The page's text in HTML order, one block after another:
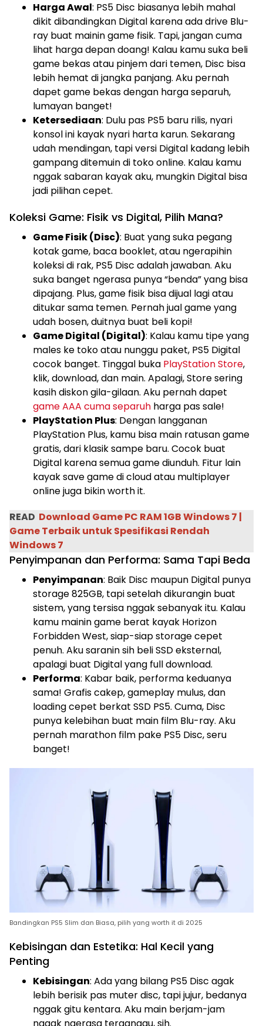
Harga Awal: PS5 Disc biasanya lebih mahal
dikit dibandingkan Digital karena ada drive Blu-
ray buat mainin game fisik. Tapi, jangan cuma
lihat harga depan doang! Kalau kamu suka beli
game bekas atau pinjem dari temen, Disc bisa
lebih hemat di jangka panjang. Aku pernah
dapet game bekas dengan harga separuh,
lumayan banget!
Ketersediaan: Dulu pas PS5 baru rilis, nyari
konsol ini kayak nyari harta karun. Sekarang
udah mendingan, tapi versi Digital kadang lebih
gampang ditemuin di toko online. Kalau kamu
nggak sabaran kayak aku, mungkin Digital bisa
jadi pilihan cepet.
Koleksi Game: Fisik vs Digital, Pilih Mana?
Game Fisik (Disc): Buat yang suka pegang
kotak game, baca booklet, atau ngerapihin
koleksi di rak, PS5 Disc adalah jawaban. Aku
suka banget ngerasa punya “benda” yang bisa
dipajang. Plus, game fisik bisa dijual lagi atau
ditukar sama temen. Pernah jual game yang
udah bosen, duitnya buat beli kopi!
Game Digital (Digital): Kalau kamu tipe yang
males ke toko atau nunggu paket, PS5 Digital
cocok banget. Tinggal buka PlayStation Store,
klik, download, dan main. Apalagi, Store sering
kasih diskon gila-gilaan. Aku pernah dapet
game AAA cuma separuh harga pas sale!
PlayStation Plus: Dengan langganan
PlayStation Plus, kamu bisa main ratusan game
gratis, dari klasik sampe baru. Cocok buat
Digital karena semua game diunduh. Fitur lain
kayak save game di cloud atau multiplayer
online juga bikin worth it.
READ Download Game PC RAM 1GB Windows 7 |
Game Terbaik untuk Spesifikasi Rendah
Windows 7
Penyimpanan dan Performa: Sama Tapi Beda
Penyimpanan: Baik Disc maupun Digital punya
storage 825GB, tapi setelah dikurangin buat
sistem, yang tersisa nggak sebanyak itu. Kalau
kamu mainin game berat kayak Horizon
Forbidden West, siap-siap storage cepet
penuh. Aku saranin sih beli SSD eksternal,
apalagi buat Digital yang full download.
Performa: Kabar baik, performa keduanya
sama! Grafis cakep, gameplay mulus, dan
loading cepet berkat SSD PS5. Cuma, Disc
punya kelebihan buat main film Blu-ray. Aku
pernah marathon film pake PS5 Disc, seru
banget!
Bandingkan PS5 Slim dan Biasa, pilih yang worth it di 2025
Kebisingan dan Estetika: Hal Kecil yang
Penting
Kebisingan: Ada yang bilang PS5 Disc agak
lebih berisik pas muter disc, tapi jujur, bedanya
nggak gitu kentara. Aku main berjam-jam